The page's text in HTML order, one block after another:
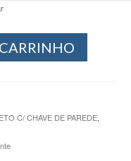
C/ CHAVE DE PAREDE,